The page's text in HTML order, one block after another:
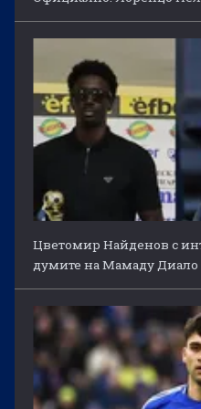
Цветомир Найденов с
думите на Мамаду Диало